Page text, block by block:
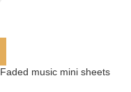
Faded music mini sheets